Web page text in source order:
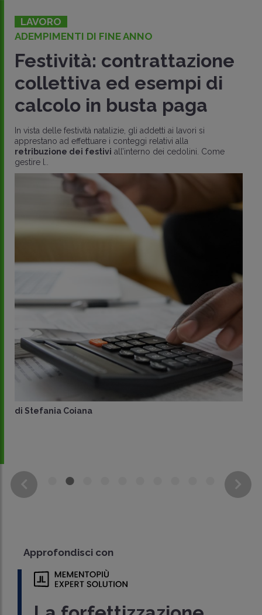
LAVORO
ADEMPIMENTI DI FINE ANNO
Festività: contrattazione
collettiva ed esempi di
calcolo in busta paga
In vista delle festività natalizie, gli addetti ai lavori si
apprestano ad effettuare i conteggi relativi alla
retribuzione dei festivi all’interno dei cedolini. Come
gestire l..
di Stefania Coiana
Approfondisci con